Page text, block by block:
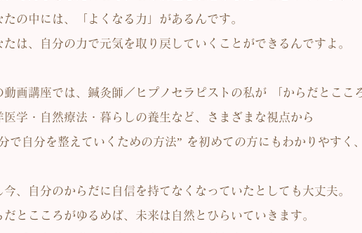
たの中には、「よくなる力」があるんです。
たは、自分の力で元気を取り戻していくことができるんですよ。
動画講座では、鍼灸師／ヒプノセラピストの私が 「からだとここ
医学・自然療法・暮らしの養生など、さまざまな視点から
で自分を整えていくための方法” を初めての方にもわかりやすく
今、自分のからだに自信を持てなくなっていたとしても大丈夫。
だとこころがゆるめば、未来は自然とひらいていきます。